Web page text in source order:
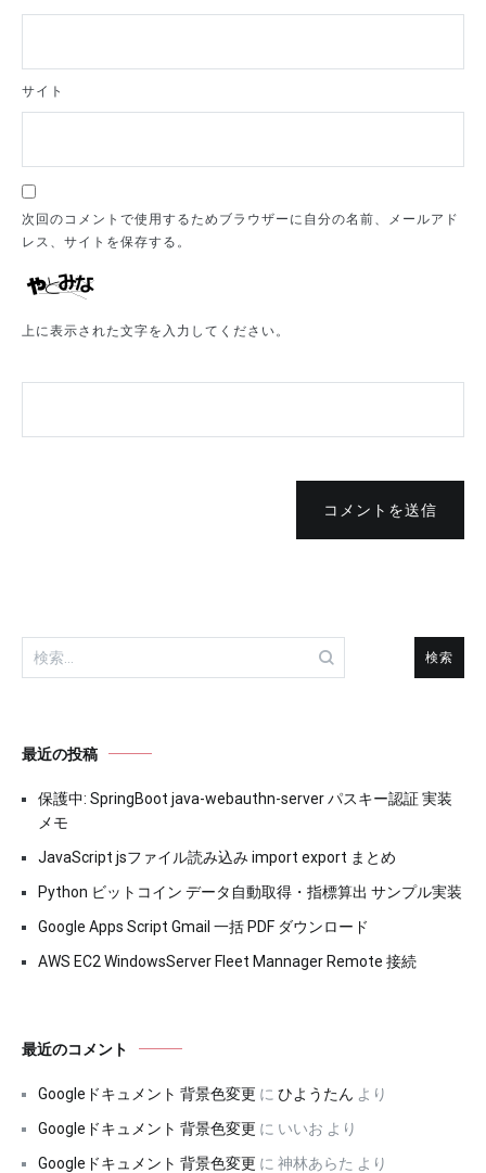
サイト
次回のコメントで使用するためブラウザーに自分の名前、メールアド
レス、サイトを保存する。
上に表示された文字を入力してください。
コメントを送信
検
索:
最近の投稿
保護中: SpringBoot java-webauthn-server パスキー認証 実装
メモ
JavaScript jsファイル読み込み import export まとめ
Python ビットコイン データ自動取得・指標算出 サンプル実装
Google Apps Script Gmail 一括 PDF ダウンロード
AWS EC2 WindowsServer Fleet Mannager Remote 接続
最近のコメント
Googleドキュメント 背景色変更 に ひようたん より
Googleドキュメント 背景色変更 に いいお より
Googleドキュメント 背景色変更 に 神林あらた より